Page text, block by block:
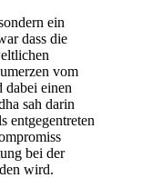
ein
dass die
vom
dabei einen
sah darin
entgegentreten
bei der
wird.